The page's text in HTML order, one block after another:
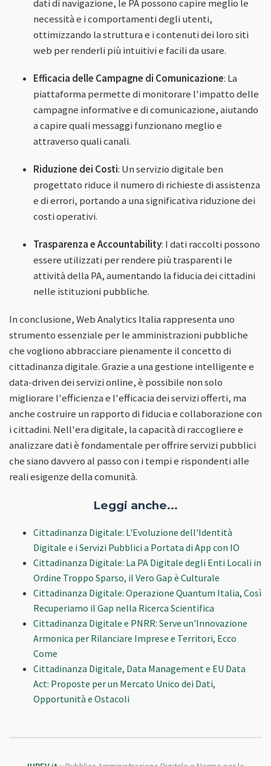
dati di navigazione, le PA possono capire meglio le
necessità e i comportamenti degli utenti,
ottimizzando la struttura e i contenuti dei loro siti
web per renderli più intuitivi e facili da usare.
Efficacia delle Campagne di Comunicazione: La
piattaforma permette di monitorare l'impatto delle
campagne informative e di comunicazione, aiutando
a capire quali messaggi funzionano meglio e
attraverso quali canali.
Riduzione dei Costi: Un servizio digitale ben
progettato riduce il numero di richieste di assistenza
e di errori, portando a una significativa riduzione dei
costi operativi.
Trasparenza e Accountability: I dati raccolti possono
essere utilizzati per rendere più trasparenti le
attività della PA, aumentando la fiducia dei cittadini
nelle istituzioni pubbliche.
In conclusione, Web Analytics Italia rappresenta uno
strumento essenziale per le amministrazioni pubbliche
che vogliono abbracciare pienamente il concetto di
cittadinanza digitale. Grazie a una gestione intelligente e
data-driven dei servizi online, è possibile non solo
migliorare l'efficienza e l'efficacia dei servizi offerti, ma
anche costruire un rapporto di fiducia e collaborazione con
i cittadini. Nell'era digitale, la capacità di raccogliere e
analizzare dati è fondamentale per offrire servizi pubblici
che siano davvero al passo con i tempi e rispondenti alle
reali esigenze della comunità.
Leggi anche...
Cittadinanza Digitale: L'Evoluzione dell'Identità
Digitale e i Servizi Pubblici a Portata di App con IO
Cittadinanza Digitale: La PA Digitale degli Enti Locali in
Ordine Troppo Sparso, il Vero Gap è Culturale
Cittadinanza Digitale: Operazione Quantum Italia, Così
Recuperiamo il Gap nella Ricerca Scientifica
Cittadinanza Digitale e PNRR: Serve un'Innovazione
Armonica per Rilanciare Imprese e Territori, Ecco
Come
Cittadinanza Digitale, Data Management e EU Data
Act: Proposte per un Mercato Unico dei Dati,
Opportunità e Ostacoli